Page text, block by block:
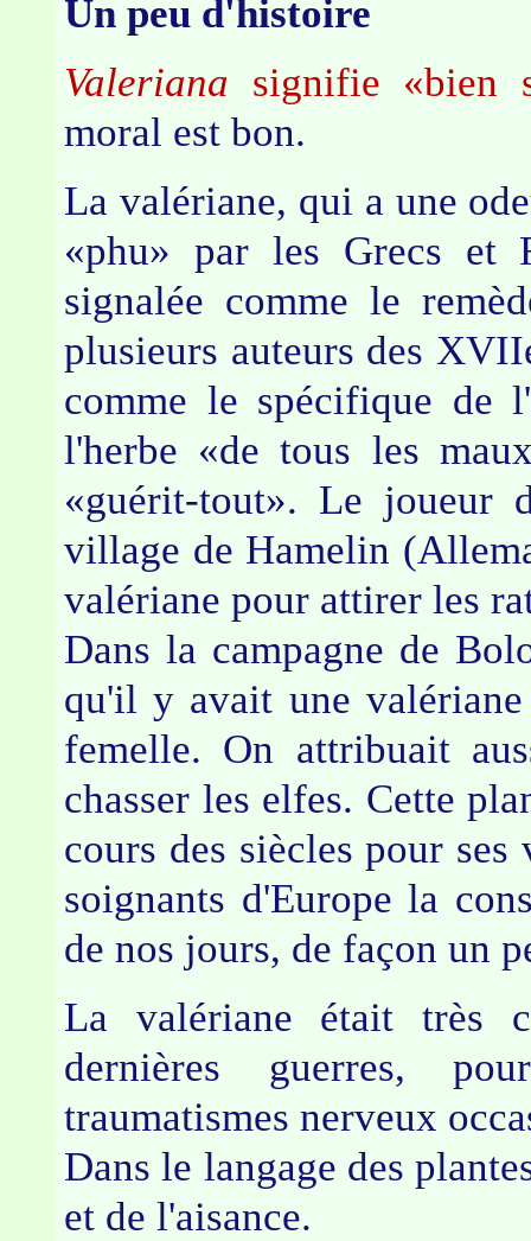
Un peu d'histoire
Valeriana signifie «bien
moral est bon.
La valériane, qui a une
«phu» par les Grecs et
signalée comme le
plusieurs auteurs des
comme le spécifique de
l'herbe «de tous les
«guérit-tout». Le joueur
village de Hamelin
valériane pour attirer les
Dans la campagne de
qu'il y avait une
femelle. On attribuait
chasser les elfes. Cette
cours des siècles pour
soignants d'Europe la
de nos jours, de façon un
La valériane était très
dernières guerres,
traumatismes nerveux
Dans le langage des
et de l'aisance.